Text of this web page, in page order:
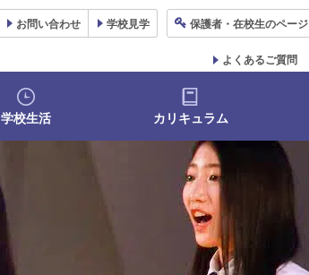
お問い合わせ 学校見学 保護者 ・在校生のページ
よくあるご質問
学校生活 カリキュラム